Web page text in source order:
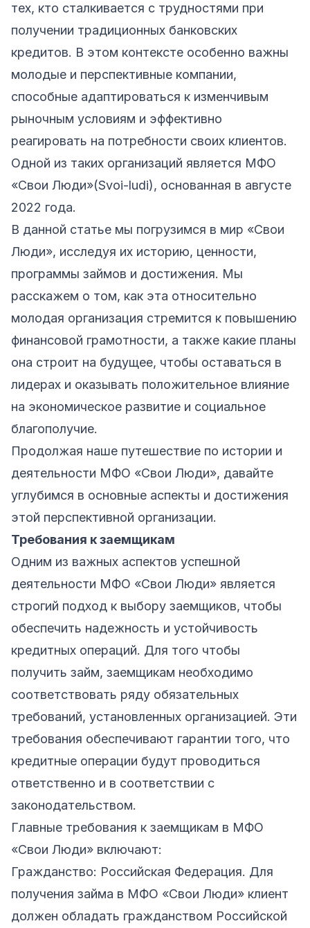
тех, кто сталкивается с трудностями при
получении традиционных банковских
кредитов. В этом контексте особенно важны
молодые и перспективные компании,
способные адаптироваться к изменчивым
рыночным условиям и эффективно
реагировать на потребности своих клиентов.
Одной из таких организаций является МФО
«Свои Люди»(Svoi-ludi), основанная в августе
2022 года.
В данной статье мы погрузимся в мир «Свои
Люди», исследуя их историю, ценности,
программы займов и достижения. Мы
расскажем о том, как эта относительно
молодая организация стремится к повышению
финансовой грамотности, а также какие планы
она строит на будущее, чтобы оставаться в
лидерах и оказывать положительное влияние
на экономическое развитие и социальное
благополучие.
Продолжая наше путешествие по истории и
деятельности МФО «Свои Люди», давайте
углубимся в основные аспекты и достижения
этой перспективной организации.
Требования к заемщикам
Одним из важных аспектов успешной
деятельности МФО «Свои Люди» является
строгий подход к выбору заемщиков, чтобы
обеспечить надежность и устойчивость
кредитных операций. Для того чтобы
получить займ, заемщикам необходимо
соответствовать ряду обязательных
требований, установленных организацией. Эти
требования обеспечивают гарантии того, что
кредитные операции будут проводиться
ответственно и в соответствии с
законодательством.
Главные требования к заемщикам в МФО
«Свои Люди» включают:
Гражданство: Российская Федерация. Для
получения займа в МФО «Свои Люди» клиент
должен обладать гражданством Российской